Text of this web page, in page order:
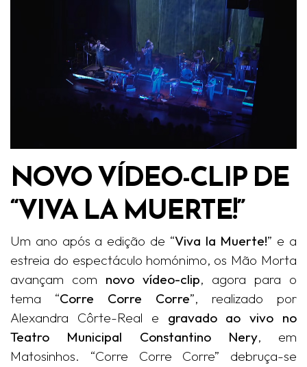
NOVO VÍDEO-CLIP DE
“VIVA LA MUERTE!”
Um ano após a edição de “Viva la Muerte!” e a
estreia do espectáculo homónimo, os Mão Morta
avançam com novo vídeo-clip, agora para o
tema “Corre Corre Corre”, realizado por
Alexandra Côrte-Real e gravado ao vivo no
Teatro Municipal Constantino Nery, em
Matosinhos. “Corre Corre Corre” debruça-se